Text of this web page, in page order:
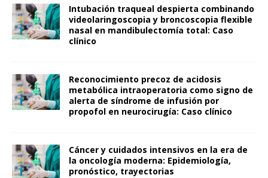
Intubación traqueal despierta combinando
videolaringoscopia y broncoscopia flexible
nasal en mandibulectomía total: Caso
clínico
Reconocimiento precoz de acidosis
metabólica intraoperatoria como signo de
alerta de síndrome de infusión por
propofol en neurocirugía: Caso clínico
Cáncer y cuidados intensivos en la era de
la oncología moderna: Epidemiología,
pronóstico, trayectorias